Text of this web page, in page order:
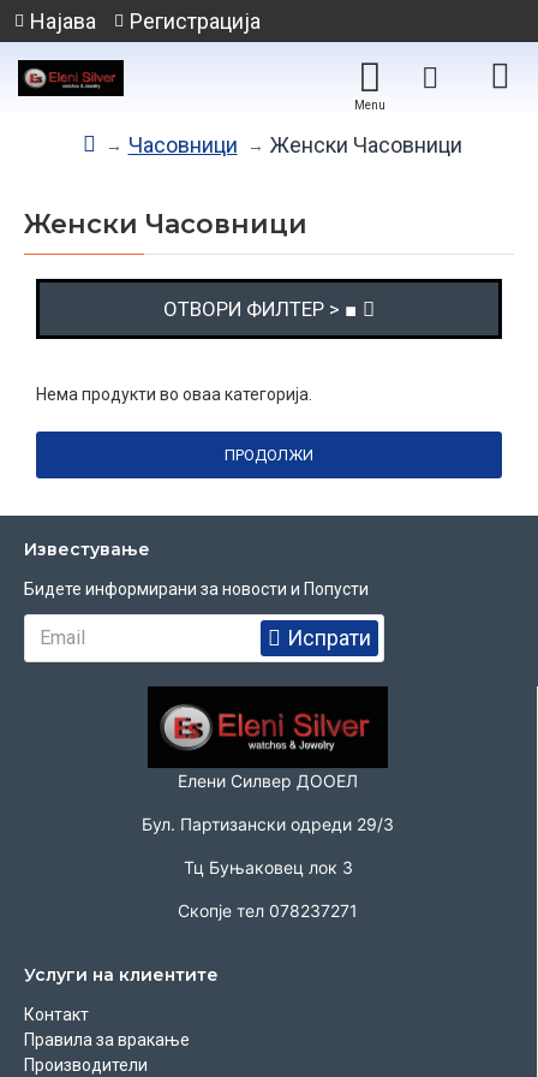
Најава Регистрација
Часовници Женски Часовници
Женски Часовници
ОТВОРИ ФИЛТЕР > ■
Нема продукти во оваа категорија.
ПРОДОЛЖИ
Известувањe
Бидете информирани за новости и Попусти
Испрати
Елени Силвер ДООЕЛ
Бул. Партизански одреди 29/3
Тц Буњаковец лок 3
Скопје тел 078237271
Услуги на клиентите
Контакт
Правила за вракање
Производители